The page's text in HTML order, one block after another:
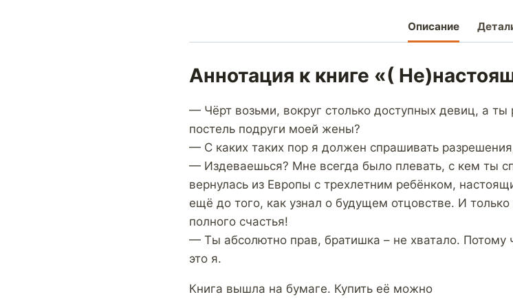
Описание
Аннотация к книге «(
— Чёрт возьми, вокруг столько доступных девиц, а ты
постель подруги моей жены?
— С каких таких пор я должен спрашивать
— Издеваешься? Мне всегда было плевать, с кем ты
вернулась из Европы с трехлетним ребёнком,
ещё до того, как узнал о будущем отцовстве. И
полного счастья!
— Ты абсолютно прав, братишка – не хватало. Потому
это я.
Книга вышла на бумаге. Купить её можно